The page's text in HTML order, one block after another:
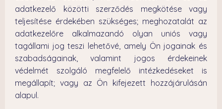
adatkezelő közötti szerződés megkötése vagy
teljesítése érdekében szükséges; meghozatalát az
adatkezelőre alkalmazandó olyan uniós vagy
tagállami jog teszi lehetővé, amely Ön jogainak és
szabadságainak, valamint jogos érdekeinek
védelmét szolgáló megfelelő intézkedéseket is
megállapít; vagy az Ön kifejezett hozzájárulásán
alapul.